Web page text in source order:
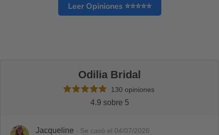
Leer Opiniones ⭐⭐⭐⭐⭐
Odilia Bridal
130 opiniones
4.9 sobre 5
Jacqueline · Se casó el 04/07/2026